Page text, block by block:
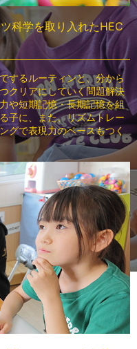
科学を取り入れたHEC
するルーティンと、分から
クリアにしていく問題解決
や短期記憶・長期記憶を組
子に、 また、リズムトレー
グで表現力のベースもつく